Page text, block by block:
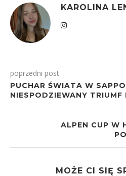
KAROLINA
poprzedni post
PUCHAR ŚWIATA W
NIESPODZIEWANY TRIUMF
ALPEN CUP W
MOŻE CI SIĘ